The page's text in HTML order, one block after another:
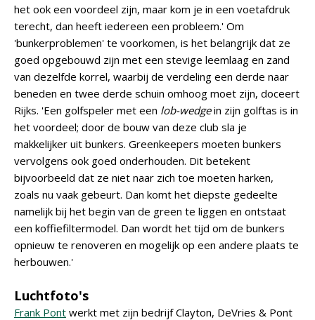
het ook een voordeel zijn, maar kom je in een voetafdruk
terecht, dan heeft iedereen een probleem.' Om
'bunkerproblemen' te voorkomen, is het belangrijk dat ze
goed opgebouwd zijn met een stevige leemlaag en zand
van dezelfde korrel, waarbij de verdeling een derde naar
beneden en twee derde schuin omhoog moet zijn, doceert
Rijks. 'Een golfspeler met een lob-wedgein zijn golftas is in
het voordeel; door de bouw van deze club sla je
makkelijker uit bunkers. Greenkeepers moeten bunkers
vervolgens ook goed onderhouden. Dit betekent
bijvoorbeeld dat ze niet naar zich toe moeten harken,
zoals nu vaak gebeurt. Dan komt het diepste gedeelte
namelijk bij het begin van de green te liggen en ontstaat
een koffiefiltermodel. Dan wordt het tijd om de bunkers
opnieuw te renoveren en mogelijk op een andere plaats te
herbouwen.'
Luchtfoto's
Frank Pont werkt met zijn bedrijf Clayton, DeVries & Pont